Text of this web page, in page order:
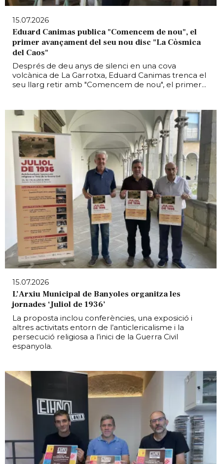
15.07.2026
Eduard Canimas publica "Comencem de nou", el
primer avançament del seu nou disc "La Còsmica
del Caos"
Després de deu anys de silenci en una cova
volcànica de La Garrotxa, Eduard Canimas trenca el
seu llarg retir amb "Comencem de nou", el primer...
15.07.2026
L’Arxiu Municipal de Banyoles organitza les
jornades ‘Juliol de 1936’
La proposta inclou conferències, una exposició i
altres activitats entorn de l’anticlericalisme i la
persecució religiosa a l’inici de la Guerra Civil
espanyola.